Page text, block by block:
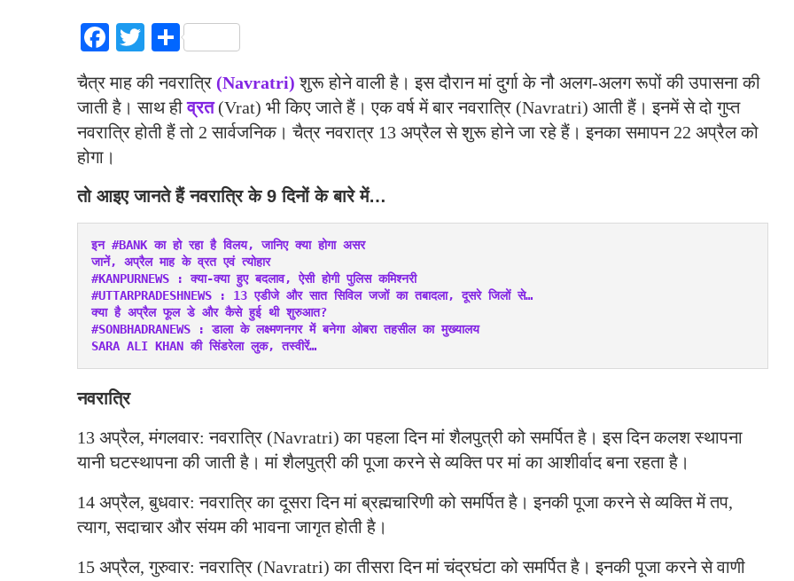
Facebook
Twitter
Share
चैत्र माह की नवरात्रि (Navratri) शुरू होने वाली है। इस दौरान मां दुर्गा के नौ अलग-अलग रूपों की उपासना की
जाती है। साथ हीव्रत(Vrat) भी किए जाते हैं। एक वर्ष में बार नवरात्रि (Navratri) आती हैं। इनमें से दो गुप्त
नवरात्रि होती हैं तो 2 सार्वजनिक। चैत्र नवरात्र 13 अप्रैल से शुरू होने जा रहे हैं। इनका समापन 22 अप्रैल को
होगा।
तो आइए जानते हैं नवरात्रि के 9 दिनों के बारे में…
इन #BANK का हो रहा है विलय, जानिए क्या होगा असर
जानें, अप्रैल माह के व्रत एवं त्योहार
#KANPURNEWS : क्या-क्या हुए बदलाव, ऐसी होगी पुलिस कमिश्नरी
#UTTARPRADESHNEWS : 13 एडीजे और सात सिविल जजों का तबादला, दूसरे जिलों से…
क्या है अप्रैल फूल डे और कैसे हुई थी शुरुआत?
#SONBHADRANEWS : डाला के लक्ष्मणनगर में बनेगा ओबरा तहसील का मुख्यालय
SARA ALI KHAN की सिंडरेला लुक, तस्वीरें…
नवरात्रि
13 अप्रैल, मंगलवार: नवरात्रि (Navratri) का पहला दिन मां शैलपुत्री को समर्पित है। इस दिन कलश स्थापना
यानी घटस्थापना की जाती है। मां शैलपुत्री की पूजा करने से व्यक्ति पर मां का आशीर्वाद बना रहता है।
14 अप्रैल, बुधवार: नवरात्रि का दूसरा दिन मां ब्रह्मचारिणी को समर्पित है। इनकी पूजा करने से व्यक्ति में तप,
त्याग, सदाचार और संयम की भावना जागृत होती है।
15 अप्रैल, गुरुवार: नवरात्रि (Navratri) का तीसरा दिन मां चंद्रघंटा को समर्पित है। इनकी पूजा करने से वाणी